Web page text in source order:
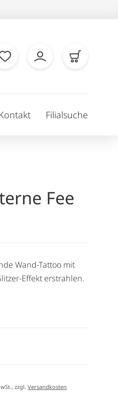
Filialsuche
Fee
Wand-Tattoo mit
Effekt erstrahlen.
zzgl.Versandkosten